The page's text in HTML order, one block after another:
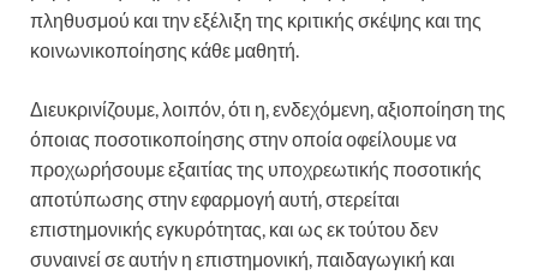
πληθυσμού και την εξέλιξη της κριτικής σκέψης και της
κοινωνικοποίησης κάθε μαθητή.
Διευκρινίζουμε, λοιπόν, ότι η, ενδεχόμενη, αξιοποίηση της
όποιας ποσοτικοποίησης στην οποία οφείλουμε να
προχωρήσουμε εξαιτίας της υποχρεωτικής ποσοτικής
αποτύπωσης στην εφαρμογή αυτή, στερείται
επιστημονικής εγκυρότητας, και ως εκ τούτου δεν
συναινεί σε αυτήν η επιστημονική, παιδαγωγική και